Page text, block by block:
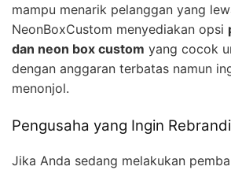
mampu menarik pelanggan yang
NeonBoxCustom menyediakan opsi
dan neon box custom yang cocok
dengan anggaran terbatas namun
menonjol.
Pengusaha yang Ingin
Jika Anda sedang melakukan